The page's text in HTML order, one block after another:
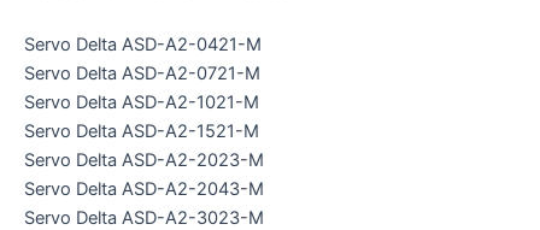
Servo Delta ASD-A2-0421-M
Servo Delta ASD-A2-0721-M
Servo Delta ASD-A2-1021-M
Servo Delta ASD-A2-1521-M
Servo Delta ASD-A2-2023-M
Servo Delta ASD-A2-2043-M
Servo Delta ASD-A2-3023-M